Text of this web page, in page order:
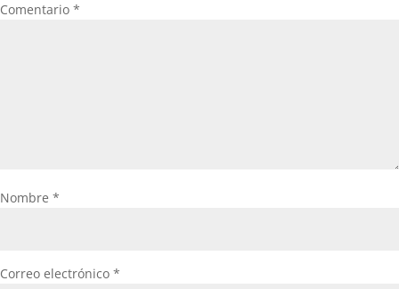
Comentario *
Nombre *
Correo electrónico *